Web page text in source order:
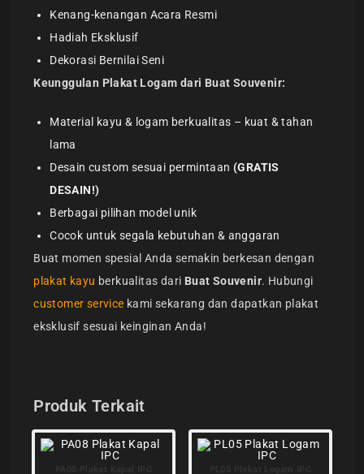
Kenang-kenangan Acara Resmi
Hadiah Eksklusif
Dekorasi Bernilai Seni
Keunggulan Plakat Logam dari Buat Souvenir:
Material kayu & logam berkualitas – kuat & tahan
lama
Desain custom sesuai permintaan(GRATIS
DESAIN!)
Berbagai pilihan model unik
Cocok untuk segala kebutuhan & anggaran
Buat momen spesial Anda semakin berkesan dengan
plakat kayu berkualitas dari Buat Souvenir. Hubungi
customer service kami sekarang dan dapatkan plakat
eksklusif sesuai keinginan Anda!
Produk Terkait